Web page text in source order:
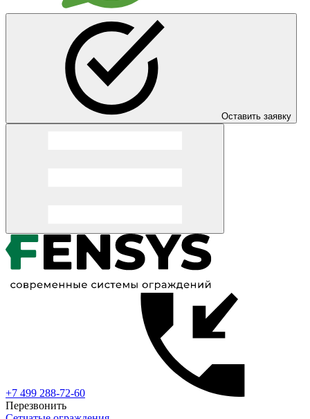
Оставить заявку
+7 499 288-72-60
Перезвонить